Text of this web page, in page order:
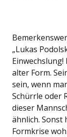
„Lukas
alter Form.
sein, wenn
Schürrle oder
dieser
ähnlich.
Formkrise